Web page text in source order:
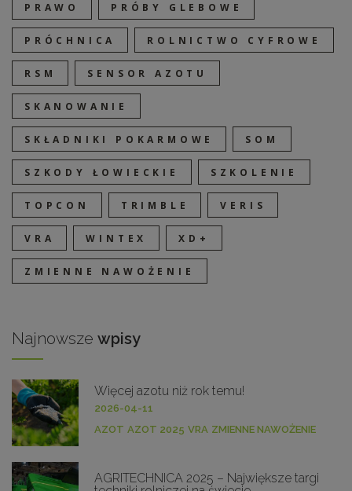
PRAWO PRÓBY GLEBOWE
PRÓCHNICA ROLNICTWO CYFROWE
RSM SENSOR AZOTU
SKANOWANIE
SKŁADNIKI POKARMOWE SOM
SZKODY ŁOWIECKIE SZKOLENIE
TOPCON TRIMBLE VERIS
VRA WINTEX XD+
ZMIENNE NAWOŻENIE
Najnowsze wpisy
Więcej azotu niż rok temu!
2026-04-11
AZOT AZOT 2025 VRA ZMIENNE NAWOŻENIE
AGRITECHNICA 2025 – Największe targi